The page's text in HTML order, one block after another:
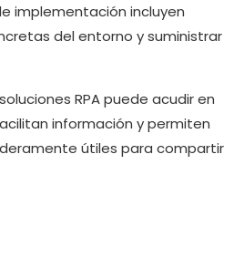
implementación incluyen
del entorno y suministrar
RPA puede acudir en
información y permiten
útiles para compartir